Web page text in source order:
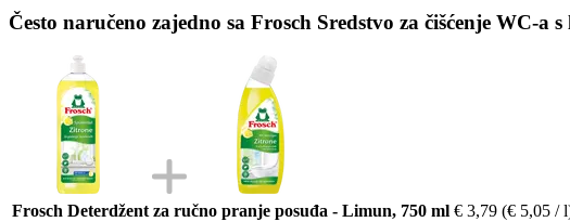
Često naručeno zajedno sa Frosch Sredstvo za čišćenje WC-a
Frosch Deterdžent za ručno pranje posuđa - Limun, 750 ml € 3,79 (€ 5,05 /